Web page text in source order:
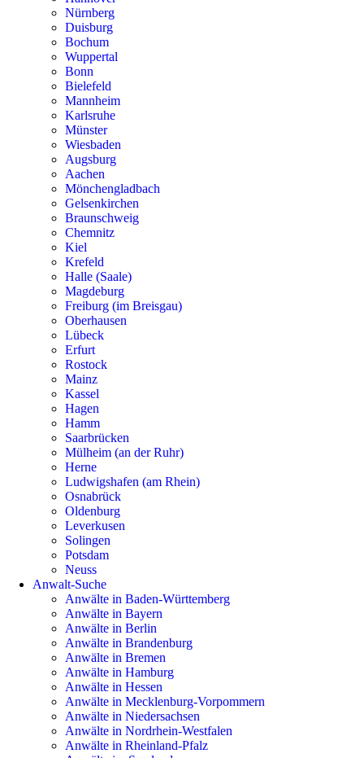
Nürnberg
Duisburg
Bochum
Wuppertal
Bonn
Bielefeld
Mannheim
Karlsruhe
Münster
Wiesbaden
Augsburg
Aachen
Mönchengladbach
Gelsenkirchen
Braunschweig
Chemnitz
Kiel
Krefeld
Halle (Saale)
Magdeburg
Freiburg (im Breisgau)
Oberhausen
Lübeck
Erfurt
Rostock
Mainz
Kassel
Hagen
Hamm
Saarbrücken
Mülheim (an der Ruhr)
Herne
Ludwigshafen (am Rhein)
Osnabrück
Oldenburg
Leverkusen
Solingen
Potsdam
Neuss
Anwalt-Suche
Anwälte in Baden-Württemberg
Anwälte in Bayern
Anwälte in Berlin
Anwälte in Brandenburg
Anwälte in Bremen
Anwälte in Hamburg
Anwälte in Hessen
Anwälte in Mecklenburg-Vorpommern
Anwälte in Niedersachsen
Anwälte in Nordrhein-Westfalen
Anwälte in Rheinland-Pfalz